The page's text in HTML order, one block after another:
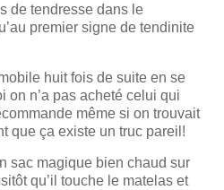
de tendresse dans le
premier signe de tendinite
huit fois de suite en se
on n’a pas acheté celui qui
même si on trouvait
que ça existe un truc pareil!
sac magique bien chaud sur
qu’il touche le matelas et